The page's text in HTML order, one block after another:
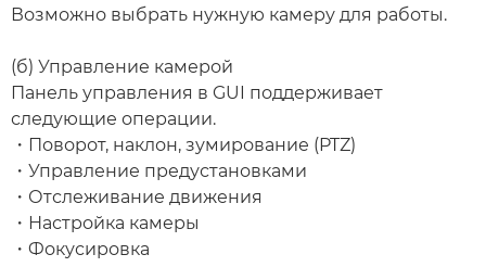
Возможно выбрать нужную камеру для работы.
(б) Управление камерой
Панель управления в GUI поддерживает
следующие операции.
・Поворот, наклон, зумирование (PTZ)
・Управление предустановками
・Отслеживание движения
・Настройка камеры
・Фокусировка